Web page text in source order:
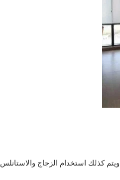
ويتم كذلك استخدام الزجاج والاستانلس